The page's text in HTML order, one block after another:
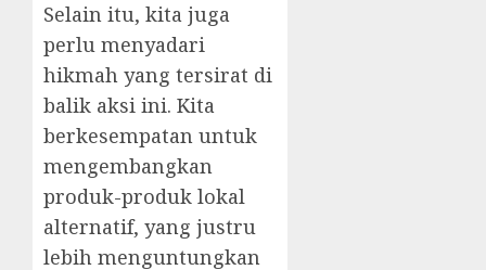
Selain itu, kita juga
perlu menyadari
hikmah yang tersirat di
balik aksi ini. Kita
berkesempatan untuk
mengembangkan
produk-produk lokal
alternatif, yang justru
lebih menguntungkan